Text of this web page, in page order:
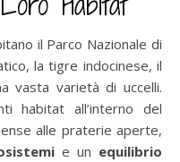
il Parco Nazionale di
la tigre indocinese, il
vasta varietà di uccelli.
habitat all’interno del
alle praterie aperte,
e un equilibrio